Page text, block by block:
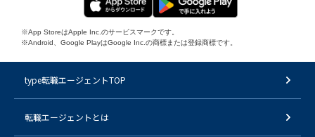
※App StoreはApple Inc.のサービスマークです。
※Android、Google PlayはGoogle Inc.の商標または登録商標です。
type転職エージェントTOP
転職エージェントとは